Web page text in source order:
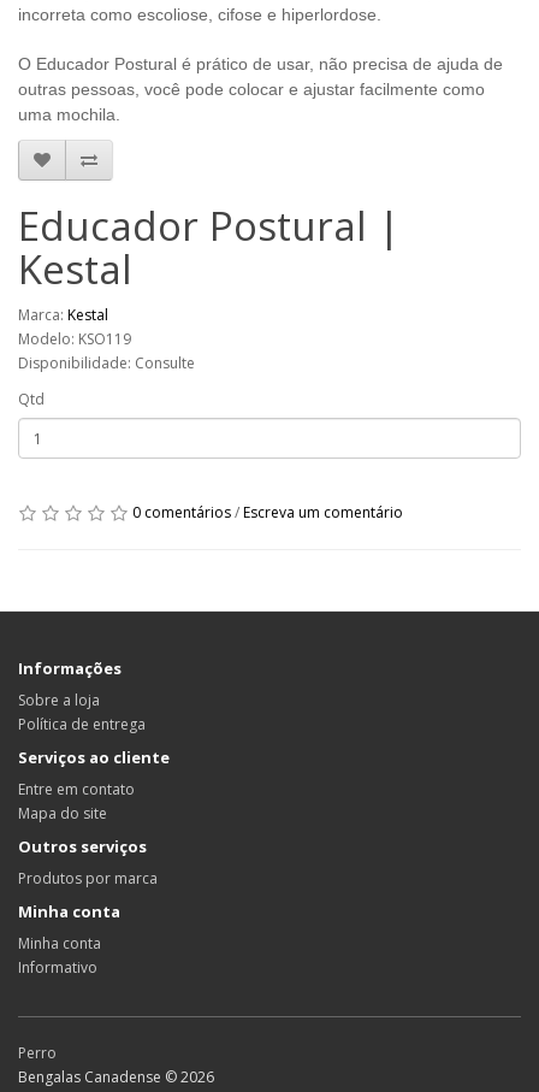
incorreta como escoliose, cifose e hiperlordose.
O Educador Postural é prático de usar, não precisa de ajuda de
outras pessoas, você pode colocar e ajustar facilmente como
uma mochila.
Educador Postural |
Kestal
Marca: Kestal
Modelo: KSO119
Disponibilidade: Consulte
Qtd
0 comentários/Escreva um comentário
Informações
Sobre a loja
Política de entrega
Serviços ao cliente
Entre em contato
Mapa do site
Outros serviços
Produtos por marca
Minha conta
Minha conta
Informativo
Perro
Bengalas Canadense © 2026